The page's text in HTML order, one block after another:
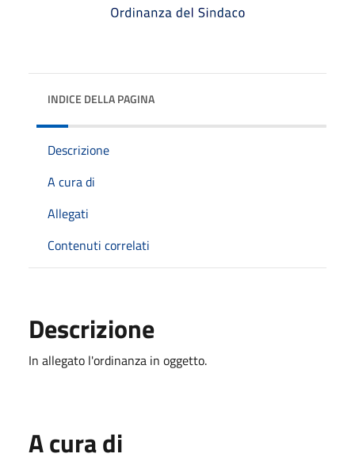
INDICE DELLA PAGINA
Descrizione
A cura di
Allegati
Contenuti correlati
Descrizione
In allegato l'ordinanza in oggetto.
A cura di